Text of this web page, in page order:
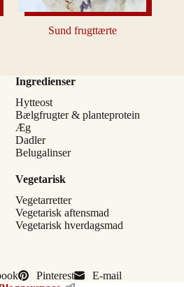
Sund frugttærte
Ingredienser
Hytteost
Bælgfrugter & planteprotein
Æg
Dadler
Belugalinser
Vegetarisk
Vegetarretter
Vegetarisk aftensmad
Vegetarisk hverdagsmad
Pinterest
E-mail